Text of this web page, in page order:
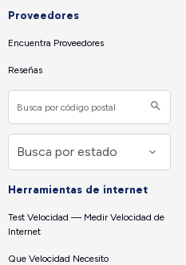
Proveedores
Encuentra Proveedores
Reseñas
Herramientas de internet
Test Velocidad — Medir Velocidad de
Internet
Que Velocidad Necesito